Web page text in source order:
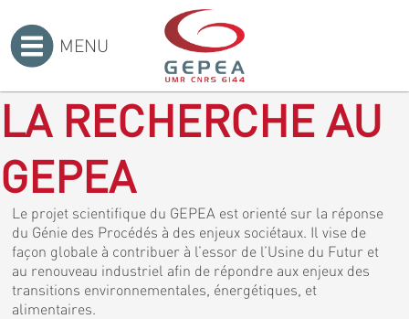
MENU
LA RECHERCHE AU
GEPEA
Le projet scientifique du GEPEA est orienté sur la réponse
du Génie des Procédés à des enjeux sociétaux. Il vise de
façon globale à contribuer à l’essor de l’Usine du Futur et
au renouveau industriel afin de répondre aux enjeux des
transitions environnementales, énergétiques, et
alimentaires.